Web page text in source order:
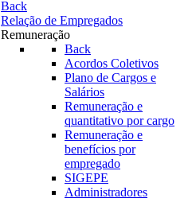
Back
Relação de Empregados
Remuneração
Back
Acordos Coletivos
Plano de Cargos e
Salários
Remuneração e
quantitativo por cargo
Remuneração e
benefícios por
empregado
SIGEPE
Administradores